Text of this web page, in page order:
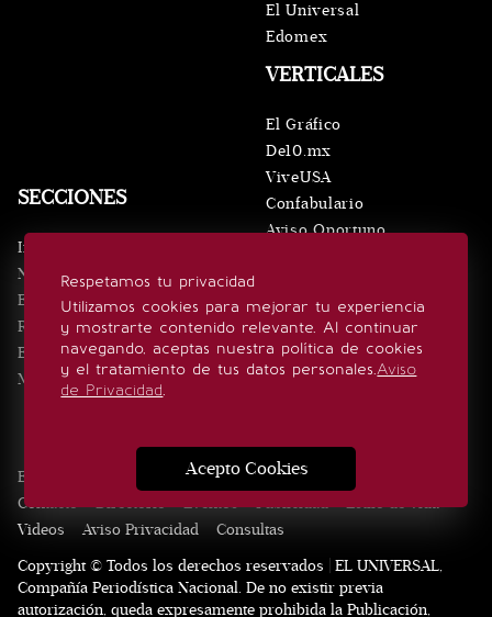
Respetamos tu privacidad
Utilizamos cookies para mejorar tu experiencia
y mostrarte contenido relevante. Al continuar
navegando, aceptas nuestra política de cookies
y el tratamiento de tus datos personales.Aviso
de Privacidad.
Acepto Cookies
SECCIONES
Inicio
Noticias
Eventos
Realeza
Estilo de vida
Minuto x Minuto
VERTICALES
El Gráfico
De10.mx
ViveUSA
Confabulario
Aviso Oportuno
El Universal
Edomex
SÍGUENOS
Edición Impresa Noticias Quiénes somos
Contacto
Directorio Eventos Publicidad
Estilo de vida
Videos
Aviso Privacidad
Consultas
Copyright © Todos los derechos reservados | EL UNIVERSAL,
Compañía Periodística Nacional. De no existir previa
autorización, queda expresamente prohibida la Publicación,